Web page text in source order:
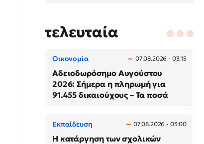
τελευταία
Οικονομία 07.08.2026 - 03:15
Αδειοδωρόσημο Αυγούστου
2026: Σήμερα η πληρωμή για
91.455 δικαιούχους – Τα ποσά
Εκπαίδευση 07.08.2026 - 03:00
Η κατάργηση των σχολικών